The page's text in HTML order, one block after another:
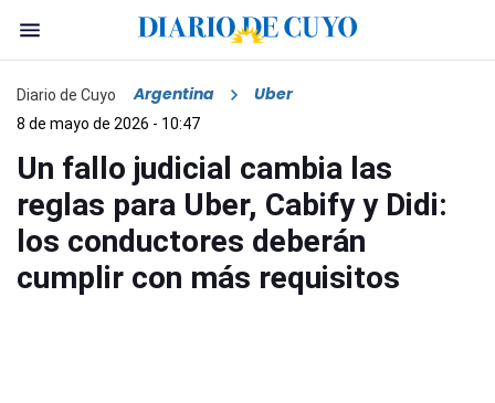
Diario de Cuyo Argentina Uber
8 de mayo de 2026 - 10:47
Un fallo judicial cambia las
reglas para Uber, Cabify y Didi:
los conductores deberán
cumplir con más requisitos